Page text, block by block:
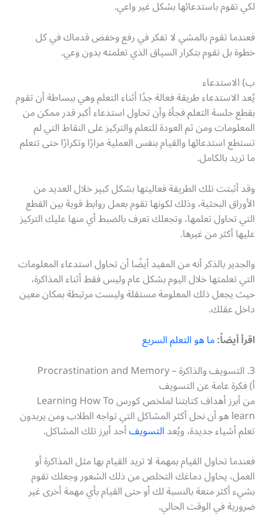
لكي تقوم باستدعائها بشكل غير واعي.
فعندما تقوم بالمشي لا تفكر في رفع وخفض قدماك في كل
خطوة بل تقوم بتكرار السياق الذي تعلمته بدون وعي.
ب) الاستدعاء
يُعد الاستدعاء طريقة فعالة جدًا أثناء التعلم وهي ببساطة أن تقوم
بقطع جلسة التعلم فجأة وأن تحاول استدعاء أكبر قدر ممكن من
المعلومات ومن ثم العودة للتعلم والتركيز على النقاط التي لم
تستطع استدعائها والقيام بنفس العملية مرارًا وتكرارًا حتى تتعلم
ما تريد بالكامل.
وقد أثبتت تلك الطريقة فعاليتها بشكل كبير خلال العديد من
الأوراق البحثية، وذلك لكونها تقوم بعمل روابط قوية بين القطع
التي تحاول تعلمها، وتجعلك تعرف بالضبط أي منها عليك التركيز
عليها أكثر من غيرها.
والجدير بالذكر أنه من المفيد أيضًا أن تحاول استدعاء المعلومات
التي تعلمتها خلال اليوم بشكل عام وليس فقط أثناء المذاكرة،
حيث يجعل ذلك المعلومة مستقلة وليست مرتبطة بمكان معين
داخل عقلك.
اقرأ أيضاً:ما هو التعلم السريع
3. التسويف والذاكرة – Procrastination and Memory
أ) فكرة عامة عن التسويف
من أبرز أهداف كتابتنا لملخص كورس Learning How To
learn هو أن نحل أكثر المشاكل التي تواجه الطلاب ومن يريدون
تعلم أشياء جديدة، ويُعدالتسويفأحد أبرز تلك المشاكل.
فعندما تحاول القيام بمهمة لا تريد القيام بها مثل المذاكرة أو
العمل، يحاول دماغك التخلص من ذلك الشعور وجعلك تقوم
بشيء أكثر متعة بالنسبة لك أو حتى القيام بأي مهمة أخرى غير
ضرورية في الوقت الحالي.